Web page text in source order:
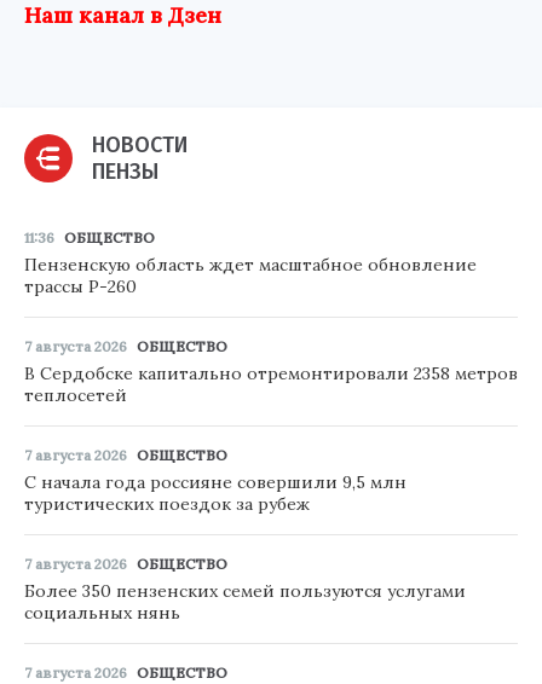
Наш канал в Дзен
НОВОСТИ
ПЕНЗЫ
11:36 ОБЩЕСТВО
Пензенскую область ждет масштабное обновление
трассы Р-260
7 августа 2026 ОБЩЕСТВО
В Сердобске капитально отремонтировали 2358 метров
теплосетей
7 августа 2026 ОБЩЕСТВО
С начала года россияне совершили 9,5 млн
туристических поездок за рубеж
7 августа 2026 ОБЩЕСТВО
Более 350 пензенских семей пользуются услугами
социальных нянь
7 августа 2026 ОБЩЕСТВО